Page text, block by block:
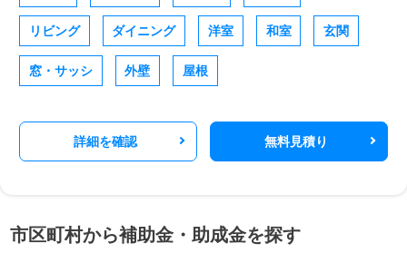
リビング ダイニング 洋室 和室 玄関
窓・サッシ 外壁 屋根
詳細を確認 無料見積り
市区町村から補助金・助成金を探す